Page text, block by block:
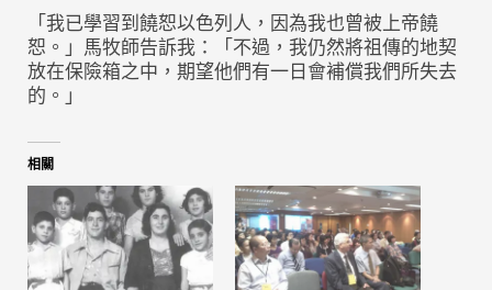
「我已學習到饒恕以色列人，因為我也曾被上帝饒
恕。」馬牧師告訴我：「不過，我仍然將祖傳的地契
放在保險箱之中，期望他們有一日會補償我們所失去
的。」
相關